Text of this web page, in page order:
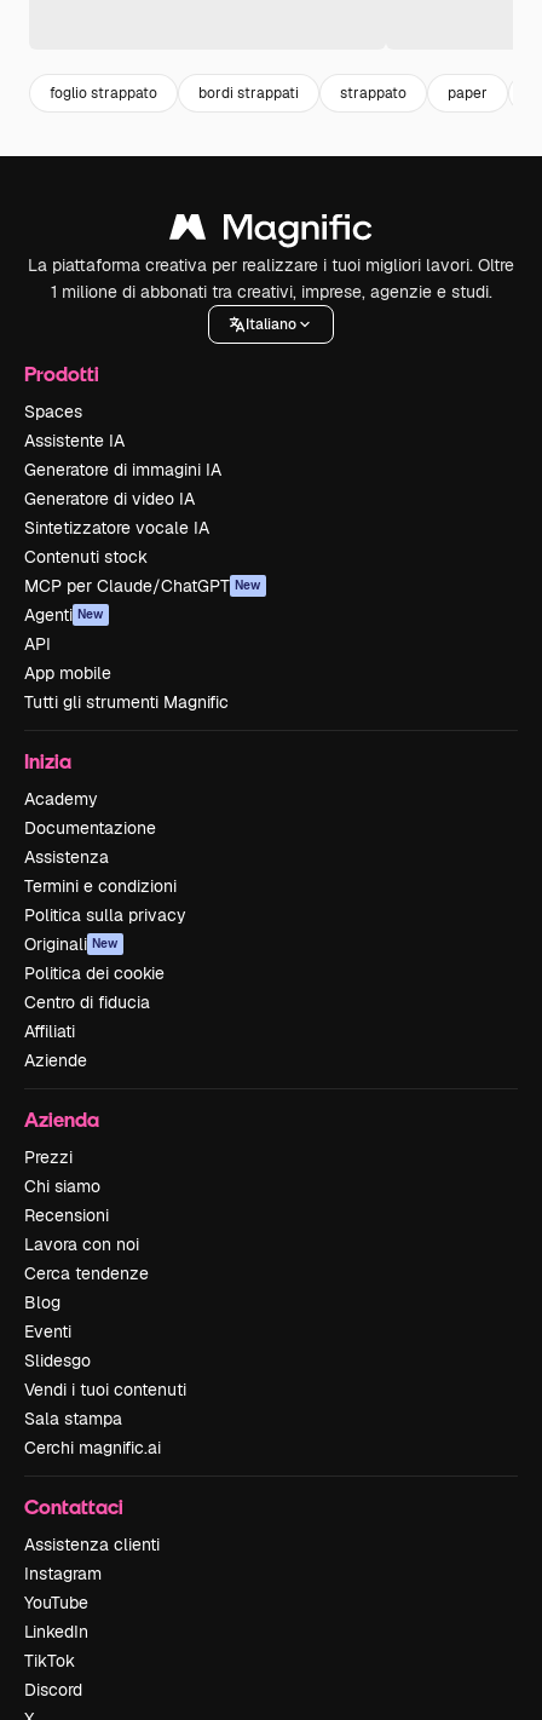
foglio strappato bordi strappati strappato paper
La piattaforma creativa per realizzare i tuoi migliori lavori. Oltre
1 milione di abbonati tra creativi, imprese, agenzie e studi.
Italiano
Prodotti
Spaces
Assistente IA
Generatore di immagini IA
Generatore di video IA
Sintetizzatore vocale IA
Contenuti stock
MCP per Claude/ChatGPT New
Agenti New
API
App mobile
Tutti gli strumenti Magnific
Inizia
Academy
Documentazione
Assistenza
Termini e condizioni
Politica sulla privacy
Originali New
Politica dei cookie
Centro di fiducia
Affiliati
Aziende
Azienda
Prezzi
Chi siamo
Recensioni
Lavora con noi
Cerca tendenze
Blog
Eventi
Slidesgo
Vendi i tuoi contenuti
Sala stampa
Cerchi magnific.ai
Contattaci
Assistenza clienti
Instagram
YouTube
LinkedIn
TikTok
Discord